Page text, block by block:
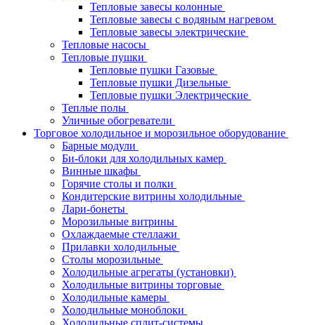
Тепловые завесы колонные
Тепловые завесы с водяным нагревом
Тепловые завесы электрические
Тепловые насосы
Тепловые пушки
Тепловые пушки Газовые
Тепловые пушки Дизельные
Тепловые пушки Электрические
Теплые полы
Уличные обогреватели
Торговое холодильное и морозильное оборудование
Барные модули
Би-блоки для холодильных камер
Винные шкафы
Горячие столы и полки
Кондитерские витрины холодильные
Лари-бонеты
Морозильные витрины
Охлаждаемые стеллажи
Прилавки холодильные
Столы морозильные
Холодильные агрегаты (установки)
Холодильные витрины торговые
Холодильные камеры
Холодильные моноблоки
Холодильные сплит-системы